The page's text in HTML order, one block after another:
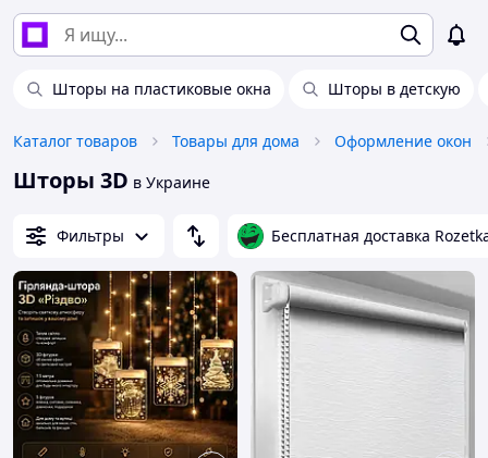
Шторы на пластиковые окна Шторы в детскую
Каталог товаров Товары для дома Оформление окон
Шторы 3D в Украине
Фильтры Бесплатная доставка